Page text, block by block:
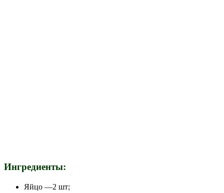
Ингредиенты:
Яйцо —2 шт;